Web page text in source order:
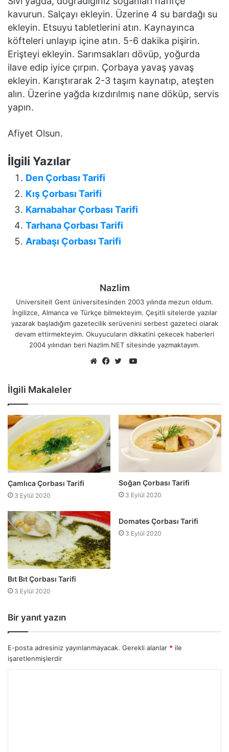
kavurun. Salçayı ekleyin. Üzerine 4 su bardağı su
ekleyin. Etsuyu tabletlerini atın. Kaynayınca
köfteleri unlayıp içine atın. 5-6 dakika pişirin.
Erişteyi ekleyin. Sarımsakları dövüp, yoğurda
ilave edip iyice çırpın. Çorbaya yavaş yavaş
ekleyin. Karıştırarak 2-3 taşım kaynatıp, ateşten
alın. Üzerine yağda kızdırılmış nane döküp, servis
yapın.
Afiyet Olsun.
İlgili Yazılar
Den Çorbası Tarifi
Kış Çorbası Tarifi
Karnabahar Çorbası Tarifi
Tarhana Çorbası Tarifi
Arabaşı Çorbası Tarifi
Nazlim
Universiteit Gent üniversitesinden 2003 yılında mezun oldum.
İngilizce, Almanca ve Türkçe bilmekteyim. Çeşitli sitelerde yazılar
yazarak başladığım gazetecilik serüvenini serbest gazeteci olarak
devam ettirmekteyim. Okuyucuların dikkatini çekecek haberleri
2004 yılından beri Nazlim.NET sitesinde yazmaktayım.
YouTube
İlgili Makaleler
Çamlıca Çorbası Tarifi
3 Eylül 2020
Soğan Çorbası Tarifi
3 Eylül 2020
Bıt Bıt Çorbası Tarifi
3 Eylül 2020
Domates Çorbası Tarifi
3 Eylül 2020
Bir yanıt yazın
E-posta adresiniz yayınlanmayacak. Gerekli alanlar * ile
işaretlenmişlerdir